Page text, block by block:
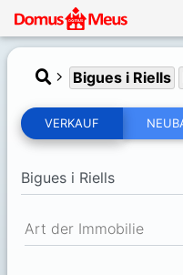
Bigues i Riells
VERKAUF
Art der Immobilie